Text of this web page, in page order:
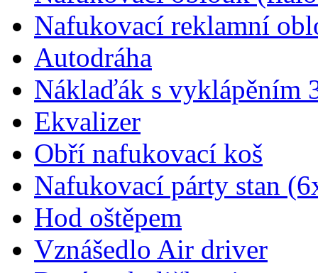
Nafukovací reklamní
Autodráha
Náklaďák s vyklápěním
Ekvalizer
Obří nafukovací koš
Nafukovací párty stan
Hod oštěpem
Vznášedlo Air driver